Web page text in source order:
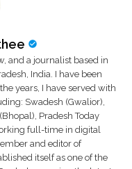
and a journalist based in
India. I have been
years, I have served with
Swadesh (Gwalior),
Pradesh Today
full-time in digital
and editor of
itself as one of the